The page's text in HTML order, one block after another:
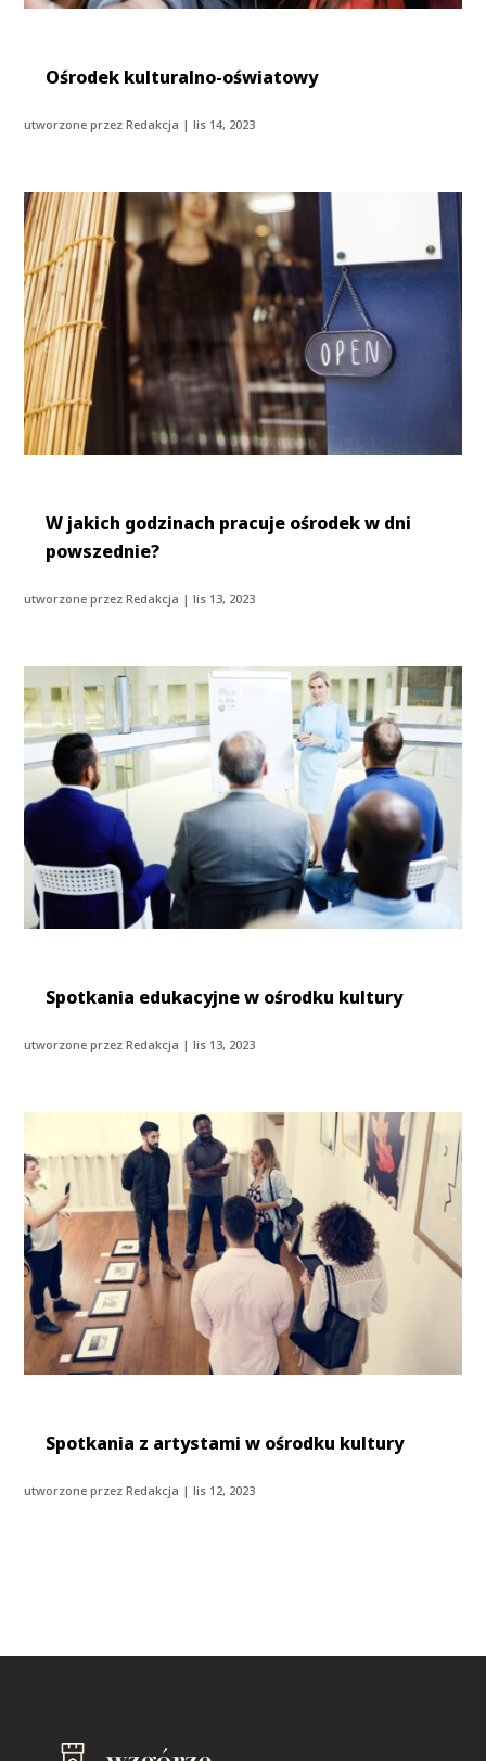
Ośrodek kulturalno-oświatowy
utworzone przezRedakcja |lis 14, 2023
W jakich godzinach pracuje ośrodek w dni
powszednie?
utworzone przezRedakcja |lis 13, 2023
Spotkania edukacyjne w ośrodku kultury
utworzone przezRedakcja |lis 13, 2023
Spotkania z artystami w ośrodku kultury
utworzone przezRedakcja |lis 12, 2023